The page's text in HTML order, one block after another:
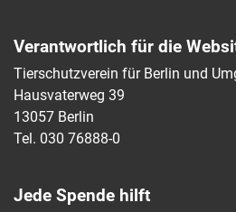
Verantwortlich für die
Tierschutzverein für Berlin und
Hausvaterweg 39
13057 Berlin
Tel. 030 76888-0
Jede Spende hilft